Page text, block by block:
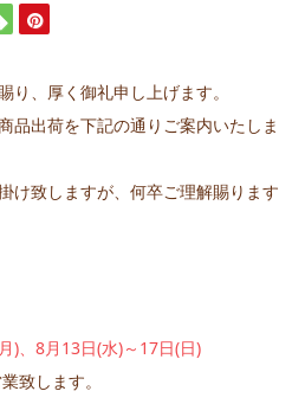
り、厚く御礼申し上げます。
品出荷を下記の通りご案内いたしま
け致しますが、何卒ご理解賜ります
)、8月13日(水)～17日(日)
致します。